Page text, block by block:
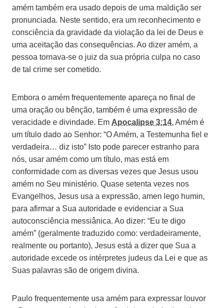
amém também era usado depois de uma maldição ser
pronunciada. Neste sentido, era um reconhecimento e
consciência da gravidade da violação da lei de Deus e
uma aceitação das consequências. Ao dizer amém, a
pessoa tornava-se o juiz da sua própria culpa no caso
de tal crime ser cometido.
Embora o amém frequentemente apareça no final de
uma oração ou bênção, também é uma expressão de
veracidade e divindade. Em Apocalipse 3:14, Amém é
um título dado ao Senhor: “O Amém, a Testemunha fiel e
verdadeira… diz isto” Isto pode parecer estranho para
nós, usar amém como um título, mas está em
conformidade com as diversas vezes que Jesus usou
amém no Seu ministério. Quase setenta vezes nos
Evangelhos, Jesus usa a expressão, amen lego humin,
para afirmar a Sua autoridade e evidenciar a Sua
autoconsciência messiânica. Ao dizer: “Eu te digo
amém” (geralmente traduzido como: verdadeiramente,
realmente ou portanto), Jesus está a dizer que Sua a
autoridade excede os intérpretes judeus da Lei e que as
Suas palavras são de origem divina.
Paulo frequentemente usa amém para expressar louvor